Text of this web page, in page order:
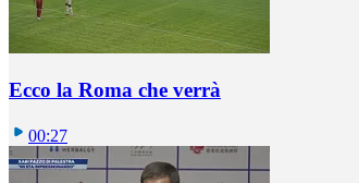
Ecco la Roma che verrà
00:27